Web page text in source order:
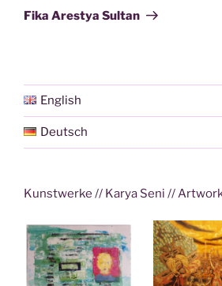
Post
Fika Arestya Sultan
English
Deutsch
Kunstwerke // Karya Seni //